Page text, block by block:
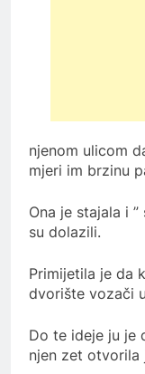
njenom ulicom
mjeri im brzinu
Ona je stajala i
su dolazili.
Primijetila je da
dvorište vozači
Do te ideje ju je
njen zet